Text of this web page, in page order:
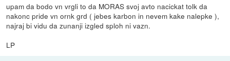
upam da bodo vn vrgli to da MORAS svoj avto nacickat tolk da
nakonc pride vn ornk grd ( jebes karbon in nevem kake nalepke ),
najraj bi vidu da zunanji izgled sploh ni vazn.
LP